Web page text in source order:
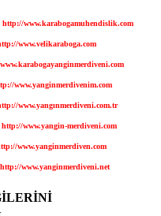
http://www.karabogamuhendislik.com
www.velikaraboga.com
karabogayanginmerdiveni.com
www.yanginmerdivenim.com
www.yangınmerdiveni.com.tr
http://www.yangin-merdiveni.com
www.yanginmerdiven.com
http://www.yanginmerdiveni.net